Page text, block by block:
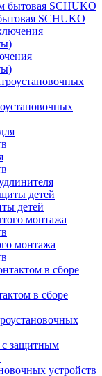
SCHUKO
детей
монтажа
в сборе
с защитным